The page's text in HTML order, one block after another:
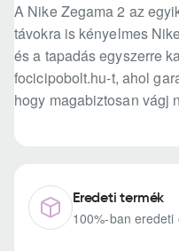
A Nike Zegama 2 az
távokra is kényelmes
és a tapadás egyszerre
focicipobolt.hu-t, ahol
hogy magabiztosan vágj
Eredeti termék
100%-ban